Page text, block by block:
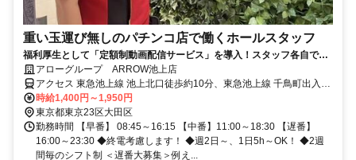
重い玉運び無しのパチンコ店で働くホールスタッフ
福利厚生として「定額制動画配信サービス」を導入！スタッフ各自で無
料閲覧が可能！週2日～♪ 初日から時給1400円以上！＜店内禁煙＞
アローグループ ARROW池上店
アクセス 東急池上線 池上北口徒歩約10分、東急池上線 千鳥町出入口
2徒歩約13分、都営浅草線 西馬込南口徒歩約15分
時給1,400円～1,950円
東京都東京23区大田区
勤務時間 【早番】 08:45～16:15 【中番】11:00～18:30 【遅番】
16:00～23:30 ◆終電考慮します！ ◆週2日～、1日5h～OK！ ◆2週
間毎のシフト制 ＜遅番大募集＞例え...